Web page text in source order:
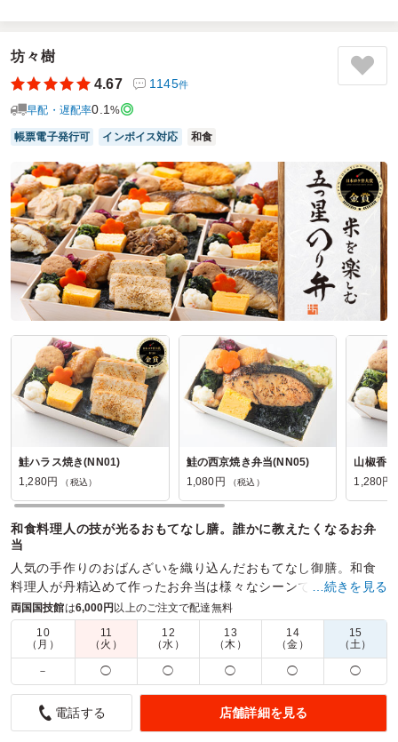
お店だったので、味が不安でした。まい泉さんなら味は安心
と思い、余った予算でまい泉さんのカツサンド等を注文させ
て頂きました。カツサンド、えびかつサンドは、お持ち帰り
もできる個包装なので便利。味は安定の美味しさでした！
ご利用シーン：懇親会›ランチ会
参加者の年齢：
40代～50代男女比：女性多め
東京都墨田区錦糸2026/02/17
とんかつ まい泉の口コミをもっと見る
坊々樹
4.67
1145件
早配・遅配率0.1 %
帳票電子発行可 インボイス対応 和食
鮭ハラス焼き(NN01)
1,280円
（税込）
鮭の西京焼き弁当(NN05)
1,080円
（税込）
山椒香
1,280円
和食料理人の技が光るおもてなし膳。誰かに教えたくなるお弁
当
人気の手作りのおばんざいを織り込んだおもてなし御膳。和食
料理人が丹精込めて作ったお弁当は様々なシーンでご利用でき
るようラインナップしました！
商品数： 締切日時： 2日前15:00 価格帯：
880円～2,160円
配達時間：
10:00～16:30
配送ありがとうございました
5.0
…続きを見る
両国国技館は6,000円以上のご注文で配達無料
10
（月）
11
（火）
12
（水）
13
（木）
14
（金）
15
（土）
－ ◯ ◯ ◯ ◯ ◯
電話する 店舗詳細を見る